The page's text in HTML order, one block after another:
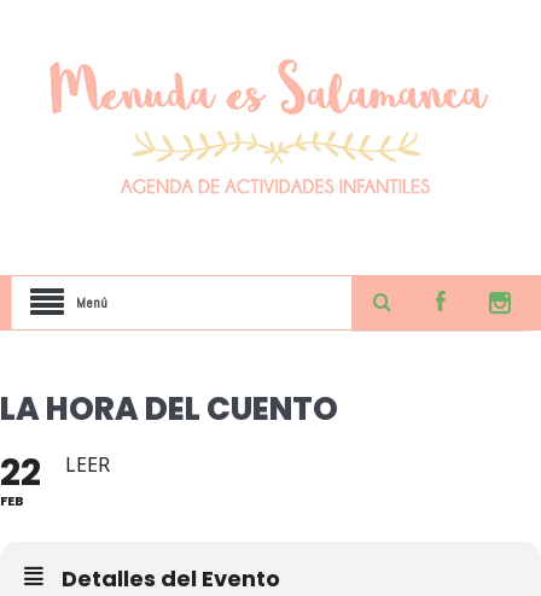
Menú
LA HORA DEL CUENTO
22
FEB
LEER
Detalles del Evento